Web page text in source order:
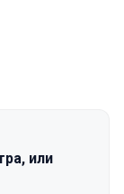
Spring
или